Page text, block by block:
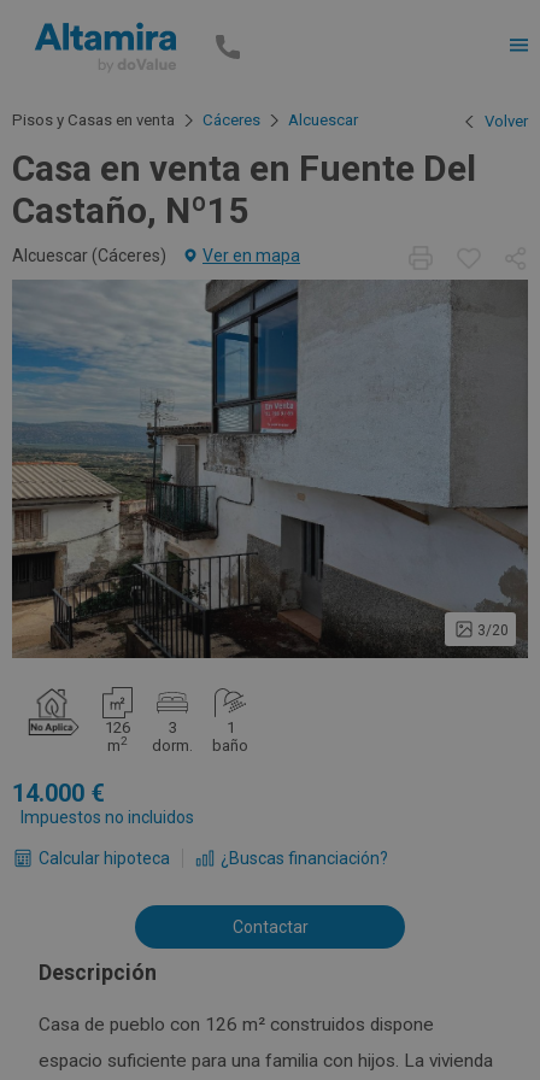
Pisos y Casas en venta Cáceres Alcuescar Volver
Casa en venta en Fuente Del
Castaño, Nº15
Alcuescar (Cáceres) Ver en mapa
3/20
126
m2
3
dorm.
1
baño
14.000
Impuestos no incluidos
Calcular hipoteca ¿Buscas financiación?
Contactar
Descripción
Casa de pueblo con 126 m² construidos dispone
espacio suficiente para una familia con hijos. La vivienda